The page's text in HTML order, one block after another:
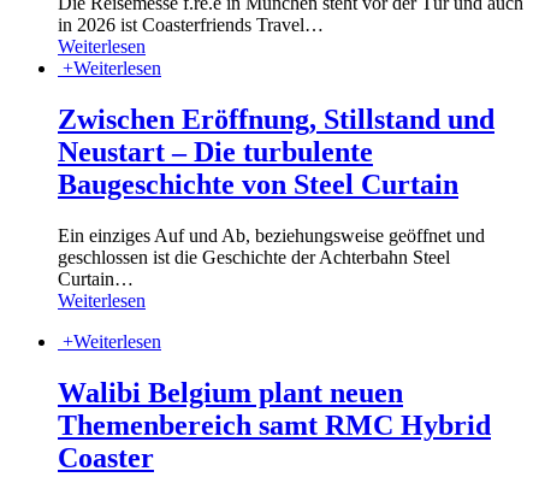
in 2026 ist Coasterfriends Travel…
Weiterlesen
+Weiterlesen
Zwischen Eröffnung, Stillstand und
Neustart – Die turbulente
Baugeschichte von Steel Curtain
Ein einziges Auf und Ab, beziehungsweise geöffnet und
geschlossen ist die Geschichte der Achterbahn Steel
Curtain…
Weiterlesen
+Weiterlesen
Walibi Belgium plant neuen
Themenbereich samt RMC Hybrid
Coaster